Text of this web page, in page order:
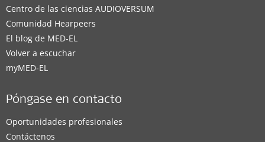
Centro de las ciencias AUDIOVERSUM
Comunidad Hearpeers
El blog de MED-EL
Volver a escuchar
myMED‑EL
Póngase en contacto
Oportunidades profesionales
Contáctenos